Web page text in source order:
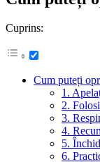
Cuprins:
Cum puteți
1.
2.
3.
4.
5.
6.